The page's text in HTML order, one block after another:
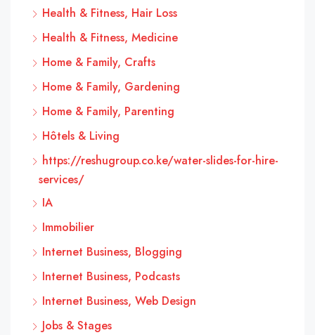
Health & Fitness, Hair Loss
Health & Fitness, Medicine
Home & Family, Crafts
Home & Family, Gardening
Home & Family, Parenting
Hôtels & Living
https://reshugroup.co.ke/water-slides-for-hire-
services/
IA
Immobilier
Internet Business, Blogging
Internet Business, Podcasts
Internet Business, Web Design
Jobs & Stages